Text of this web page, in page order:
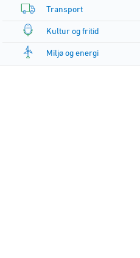
Transport
Kultur og fritid
Miljø og energi